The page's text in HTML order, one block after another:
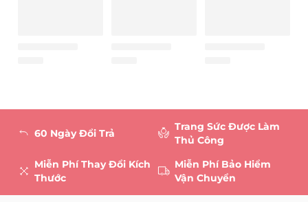
60 Ngày Đổi Trả
Miễn Phí Thay Đổi Kích
Thước
Trang Sức Được Làm
Thủ Công
Miễn Phí Bảo Hiểm
Vận Chuyển